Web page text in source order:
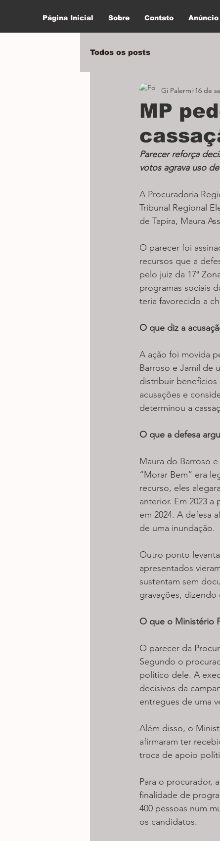
Página Inicial Sobre Contato Anúncio
Todos os posts
MP
Gi Palermi 16 de
Parecer reforça
votos agrava uso
A Procuradoria
Tribunal Regional
de Tapira, Maura
O parecer foi
recursos que a
pelo juiz da 17ª
programas sociais
teria favorecido a
O que diz a
A ação foi movida
Barroso e Jamil de
distribuir
acusações e
determinou a
O que a defesa
Maura do Barroso
“Morar Bem” era
recurso, eles
anterior. Em 2023 a
em 2024. A defesa
de uma inundação.
Outro ponto
apresentados
sustentam sem
gravações, dizendo
O que o Ministério
O parecer da
Segundo o
político dele. A
decisivos da
entregues de uma
Além disso, o
afirmaram ter
troca de apoio
Para o procurador,
finalidade de
400 pessoas num
os candidatos.